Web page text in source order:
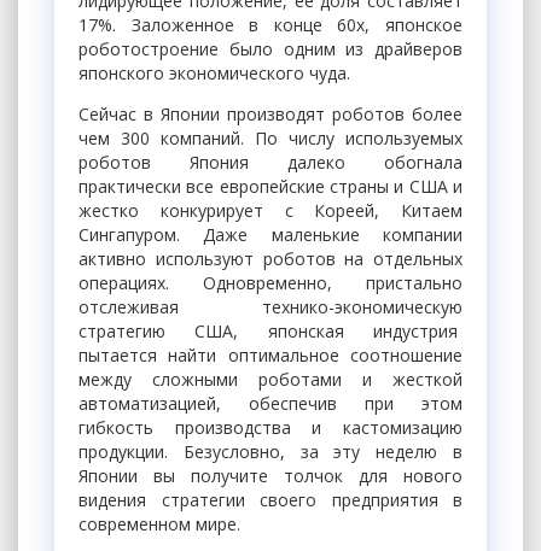
17%. Заложенное в конце 60х, японское
роботостроение было одним из драйверов
японского экономического чуда.
Сейчас в Японии производят роботов более
чем 300 компаний. По числу используемых
роботов Япония далеко обогнала
практически все европейские страны и США и
жестко конкурирует с Кореей, Китаем
Сингапуром. Даже маленькие компании
активно используют роботов на отдельных
операциях. Одновременно, пристально
отслеживая технико-экономическую
стратегию США, японская индустрия
пытается найти оптимальное соотношение
между сложными роботами и жесткой
автоматизацией, обеспечив при этом
гибкость производства и кастомизацию
продукции. Безусловно, за эту неделю в
Японии вы получите толчок для нового
видения стратегии своего предприятия в
современном мире.